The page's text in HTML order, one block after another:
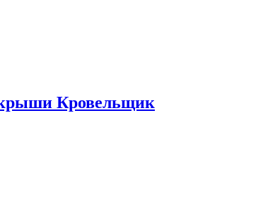
крыши Кровельщик